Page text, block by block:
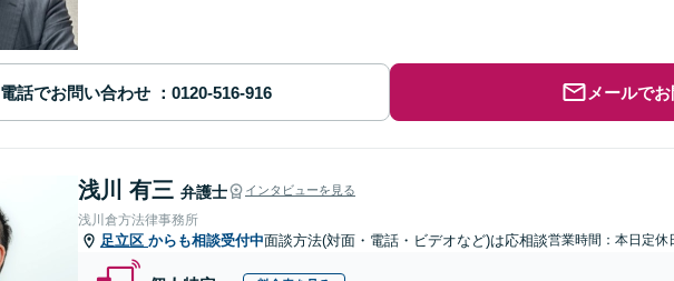
電話でお問い合わせ メールで
浅川 有三 弁護士 インタビューを見る
浅川倉方法律事務所
足立区 からも相談受付中面談方法(対面・電話・ビデオなど)は応相談営業時間：本日定休